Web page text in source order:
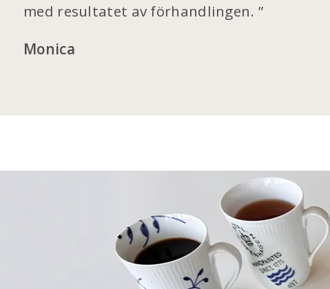
med resultatet av förhandlingen.
Monica